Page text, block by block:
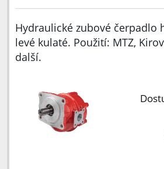
Hydraulické zubové čerpadlo
levé kulaté. Použití: MTZ,
další.